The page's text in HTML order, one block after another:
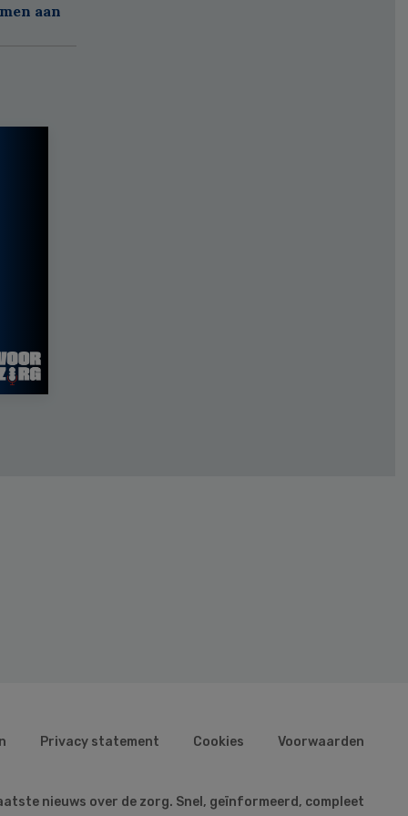
aan
Privacy statement Cookies Voorwaarden
nieuws over de zorg. Snel, geïnformeerd, compleet